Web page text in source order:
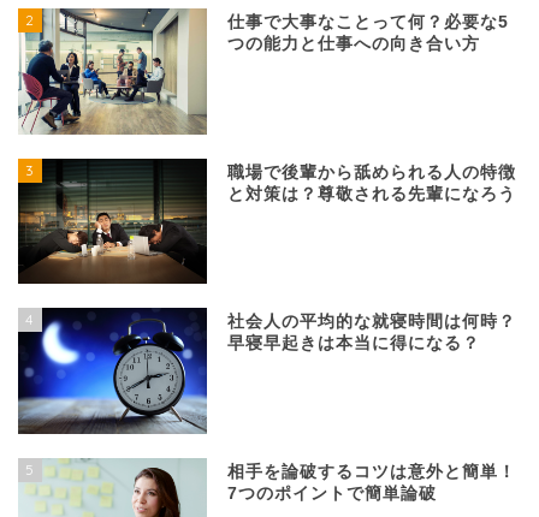
2
仕事で大事なことって何？必要な5
つの能力と仕事への向き合い方
3
職場で後輩から舐められる人の特徴
と対策は？尊敬される先輩になろう
4
社会人の平均的な就寝時間は何時？
早寝早起きは本当に得になる？
5
相手を論破するコツは意外と簡単！
7つのポイントで簡単論破